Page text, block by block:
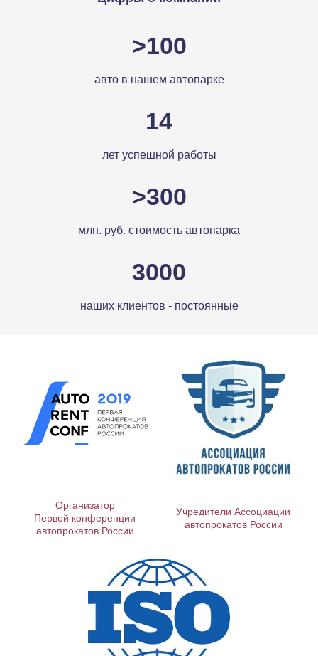
>100
авто в нашем автопарке
14
лет успешной работы
>300
млн. руб. стоимость автопарка
3000
наших клиентов - постоянные
Организатор
Первой конференции
автопрокатов России
Учредители Ассоциации
автопрокатов России